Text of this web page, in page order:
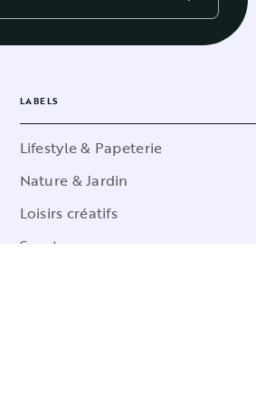
LABELS
Lifestyle & Papeterie
Nature & Jardin
Loisirs créatifs
Sports